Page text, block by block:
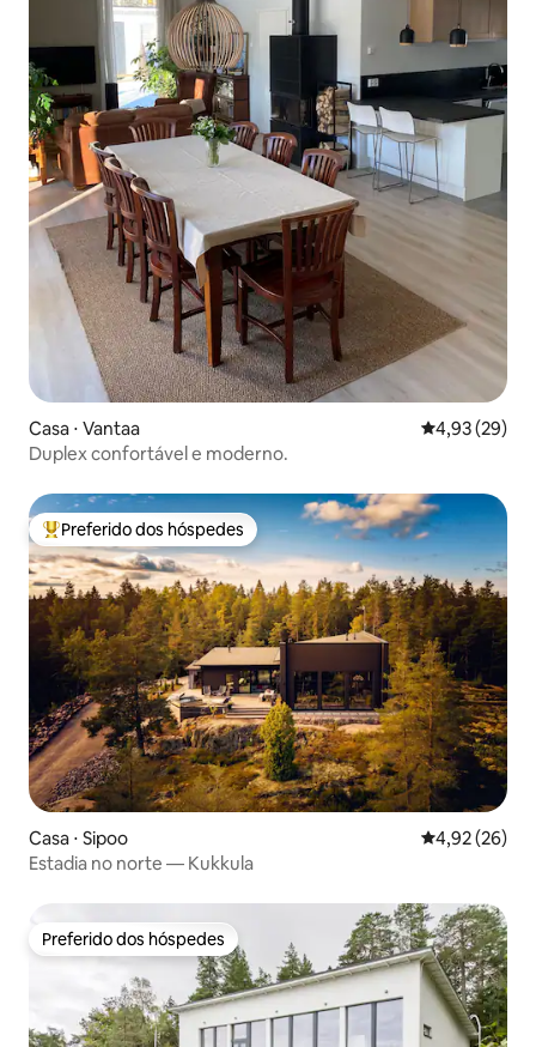
Casa ⋅ Vantaa 4,93 de uma
4,93 (29)
Duplex confortável e moderno.
Entre os melhores preferidos dos hóspedes
Preferido dos hóspedes
Casa ⋅ Sipoo 4,92 de uma
4,92 (26)
Estadia no norte — Kukkula
Preferido dos hóspedes
Preferido dos hóspedes